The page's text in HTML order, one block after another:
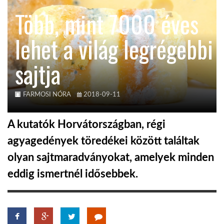
KÖZEL-KELET
AUSZTRÁLIA
A VILÁG ITTHON
GLOBOTV BP
Több, mint 7000 éves
lehet a világ legrégebbi
sajtja
FARMOSI NÓRA 2018-09-11
A kutatók Horvátországban, régi
agyagedények töredékei között találtak
olyan sajtmaradványokat, amelyek minden
eddig ismertnél idősebbek.